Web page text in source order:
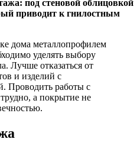
под стеновой облицовкой
приводит к гнилостным
дома металлопрофилем
уделять выбору
Лучше отказаться от
и изделий с
Проводить работы с
а покрытие не